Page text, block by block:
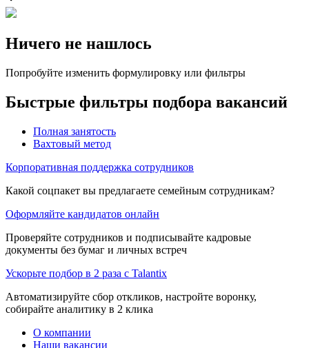
Ничего не нашлось
Попробуйте изменить формулировку или фильтры
Быстрые фильтры подбора вакансий
Полная занятость
Вахтовый метод
Корпоративная поддержка сотрудников
Какой соцпакет вы предлагаете семейным сотрудникам?
Оформляйте кандидатов онлайн
Проверяйте сотрудников и подписывайте кадровые
документы без бумаг и личных встреч
Ускорьте подбор в 2 раза с Talantix
Автоматизируйте сбор откликов, настройте воронку,
собирайте аналитику в 2 клика
О компании
Наши вакансии